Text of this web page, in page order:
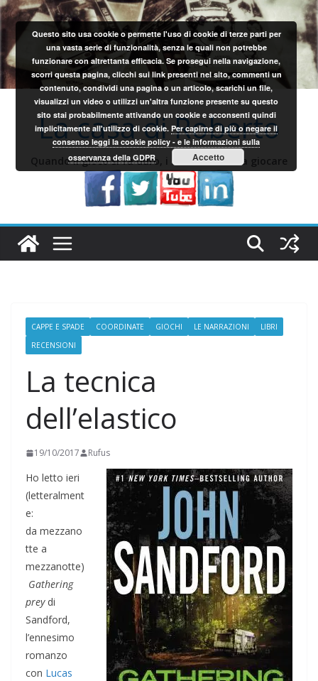
Salta
al
contenuto
La casa di Roberto
Quando il gioco si fa duro, i sardi iniziano a giocare
CAPPE E SPADE COORDINATE GIOCHI LE NARRAZIONI
LIBRI
RECENSIONI
La tecnica
dell’elastico
19/10/2017 Rufus
Ho letto ieri
(letteralment
e:
da mezzano
tte a
mezzanotte)
Gathering
preydi
Sandford,
l’ennesimo
romanzo
con Lucas
Questo sito usa cookie o permette l'uso di cookie di terze parti per
una vasta serie di funzionalità, senza le quali non potrebbe
funzionare con altrettanta efficacia. Se prosegui nella navigazione,
scorri questa pagina, clicchi sui link presenti nel sito, commenti un
contenuto, condividi una pagina o un articolo, scarichi un file,
visualizzi un video o utilizzi un'altra funzione presente su questo
sito stai probabilmente attivando un cookie e acconsenti quindi
implicitamente all'utilizzo di cookie.Per capirne di più o negare il
consenso leggi la cookie policy - e le informazioni sulla
osservanza della GDPR
Accetto